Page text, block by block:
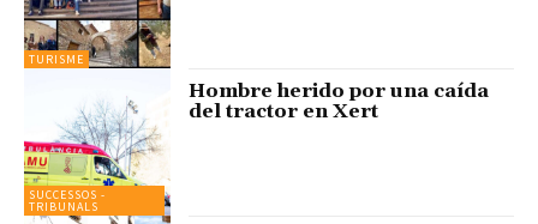
TURISME
SUCCESSOS -
TRIBUNALS
Hombre herido por una caída
del tractor en Xert